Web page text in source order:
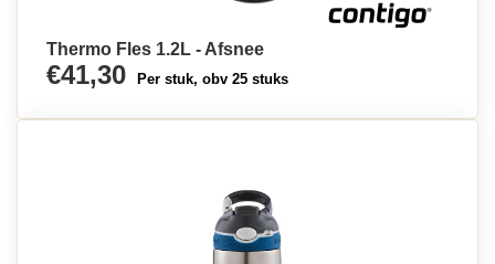
Thermo Fles 1.2L - Afsnee
€41,30 Per stuk, obv 25 stuks